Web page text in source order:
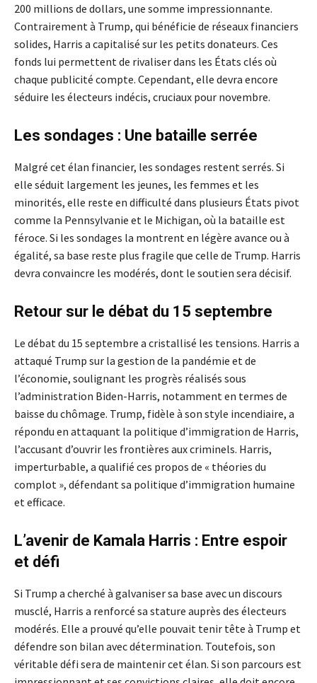
200 millions de dollars, une somme impressionnante.
Contrairement à Trump, qui bénéficie de réseaux financiers
solides, Harris a capitalisé sur les petits donateurs. Ces
fonds lui permettent de rivaliser dans les États clés où
chaque publicité compte. Cependant, elle devra encore
séduire les électeurs indécis, cruciaux pour novembre.
Les sondages : Une bataille serrée
Malgré cet élan financier, les sondages restent serrés. Si
elle séduit largement les jeunes, les femmes et les
minorités, elle reste en difficulté dans plusieurs États pivot
comme la Pennsylvanie et le Michigan, où la bataille est
féroce. Si les sondages la montrent en légère avance ou à
égalité, sa base reste plus fragile que celle de Trump. Harris
devra convaincre les modérés, dont le soutien sera décisif.
Retour sur le débat du 15 septembre
Le débat du 15 septembre a cristallisé les tensions. Harris a
attaqué Trump sur la gestion de la pandémie et de
l’économie, soulignant les progrès réalisés sous
l’administration Biden-Harris, notamment en termes de
baisse du chômage. Trump, fidèle à son style incendiaire, a
répondu en attaquant la politique d’immigration de Harris,
l’accusant d’ouvrir les frontières aux criminels. Harris,
imperturbable, a qualifié ces propos de « théories du
complot », défendant sa politique d’immigration humaine
et efficace.
L’avenir de Kamala Harris : Entre espoir
et défi
Si Trump a cherché à galvaniser sa base avec un discours
musclé, Harris a renforcé sa stature auprès des électeurs
modérés. Elle a prouvé qu’elle pouvait tenir tête à Trump et
défendre son bilan avec détermination. Toutefois, son
véritable défi sera de maintenir cet élan. Si son parcours est